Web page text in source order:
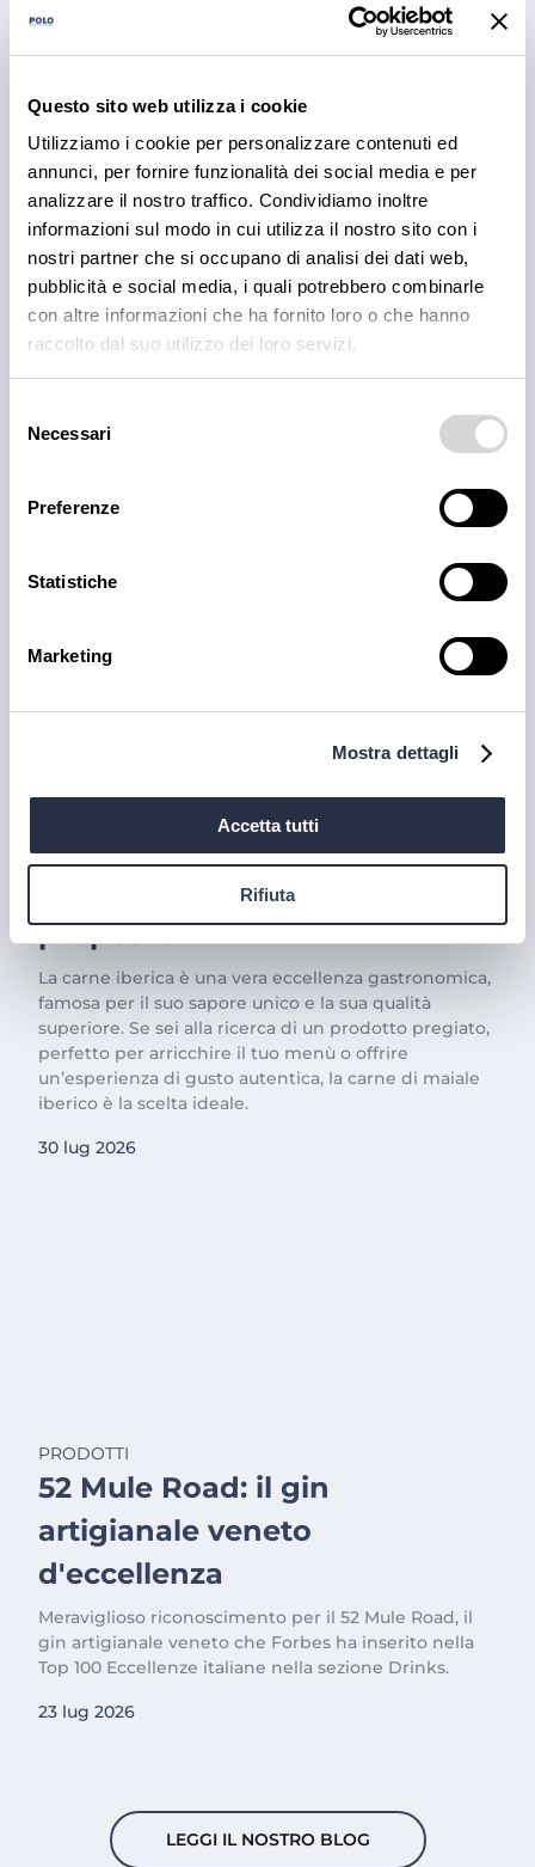
Questo sito web utilizza i cookie
Utilizziamo i cookie per personalizzare contenuti ed
annunci, per fornire funzionalità dei social media e per
analizzare il nostro traffico. Condividiamo inoltre
informazioni sul modo in cui utilizza il nostro sito con i
nostri partner che si occupano di analisi dei dati web,
pubblicità e social media, i quali potrebbero combinarle
con altre informazioni che ha fornito loro o che hanno
raccolto dal suo utilizzo dei loro servizi.
delNecessari
Preferenze
Statistiche
Marketing
Mostra dettagli
Accetta tutti
Rifiuta
PRODOTTI
Cantina Valle Isarco:
responsabilità e amore per il
territorio
dell'Alto Adige grazie all'altissima qualità delle uve e
30 lug 2026
Il trionfo del gusto con la
Carne Iberica: le nostre
proposte
La carne iberica è una vera eccellenza gastronomica,
famosa per il suo sapore unico e la sua qualità
superiore. Se sei alla ricerca di un prodotto pregiato,
perfetto per arricchire il tuo menù o offrire
un’esperienza di gusto autentica, la carne di maiale
iberico è la scelta ideale.
30 lug 2026
PRODOTTI
52 Mule Road: il gin
artigianale veneto
d'eccellenza
Meraviglioso riconoscimento per il 52 Mule Road, il
gin artigianale veneto che Forbes ha inserito nella
Top 100 Eccellenze italiane nella sezione Drinks.
23 lug 2026
LEGGI IL NOSTRO BLOG